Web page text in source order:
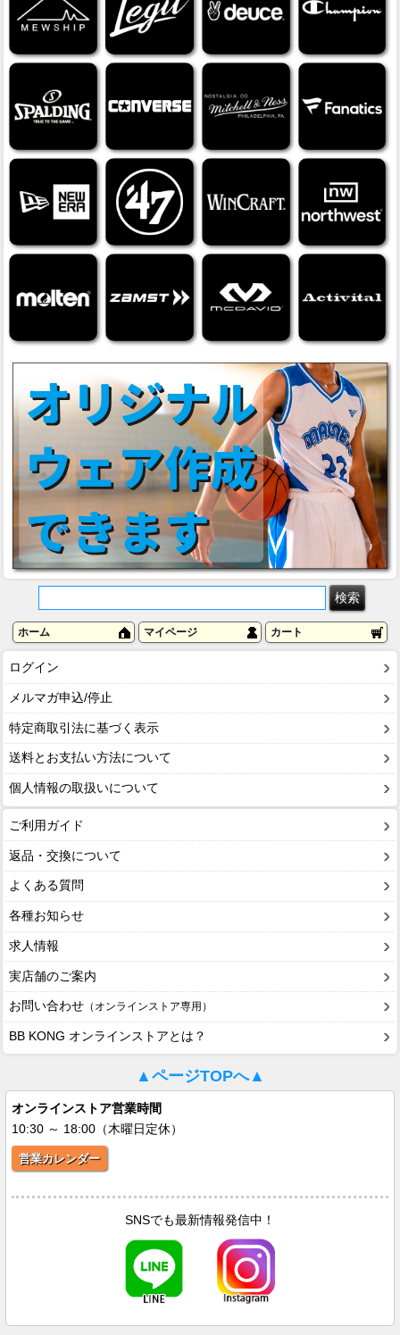
ホーム マイページ カート
ログイン
メルマガ申込/停止
特定商取引法に基づく表示
送料とお支払い方法について
個人情報の取扱いについて
ご利用ガイド
返品・交換について
よくある質問
各種お知らせ
求人情報
実店舗のご案内
お問い合わせ （オンラインストア専用）
BB KONG オンラインストアとは？
▲ページTOPへ▲
オンラインストア営業時間
10:30 ～ 18:00（木曜日定休）
営業カレンダー
SNSでも最新情報発信中！